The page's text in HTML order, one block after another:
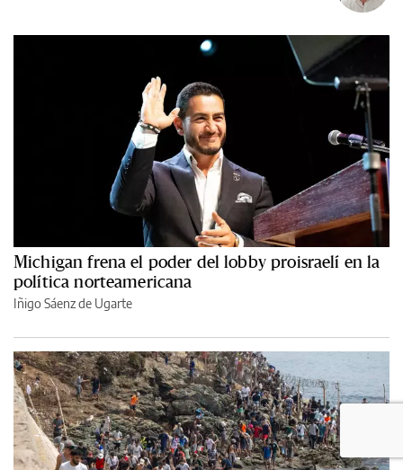
Michigan frena el poder del lobby proisraelí en la
política norteamericana
Iñigo Sáenz de Ugarte